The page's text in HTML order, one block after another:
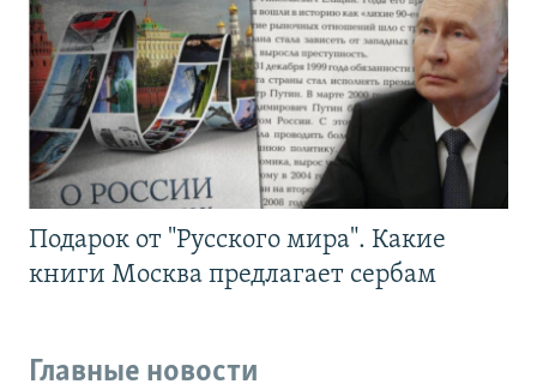
Подарок от "Русского мира". Какие
книги Москва предлагает сербам
Главные новости